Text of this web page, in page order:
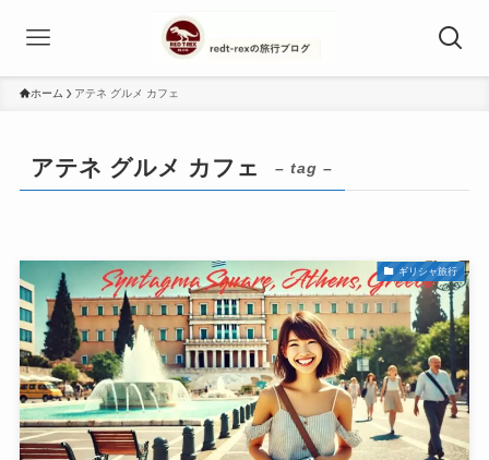
ホーム アテネ グルメ カフェ
アテネ グルメ カフェ – tag –
ギリシャ旅行